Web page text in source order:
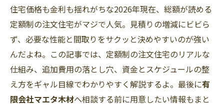
住宅価格も金利も揺れがちな2026年現在、総額が読める
定額制の注文住宅がマジで人気。見積りの増減にビビら
ず、必要な性能と間取りをサクッと決めやすいのが強い
んだよね。この記事では、定額制の注文住宅のリアルな
仕組み、追加費用の落とし穴、資金とスケジュールの整
え方をギャル目線でわかりやすく解説するよ。最後に有
限会社マエタ木材へ相談する前に用意したい情報もまと